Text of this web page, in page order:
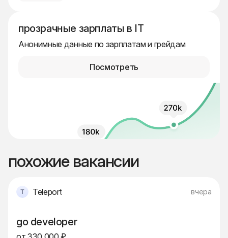
прозрачные зарплаты в IT
Анонимные данные по зарплатам и грейдам
Посмотреть
похожие вакансии
Teleport вчера
go developer